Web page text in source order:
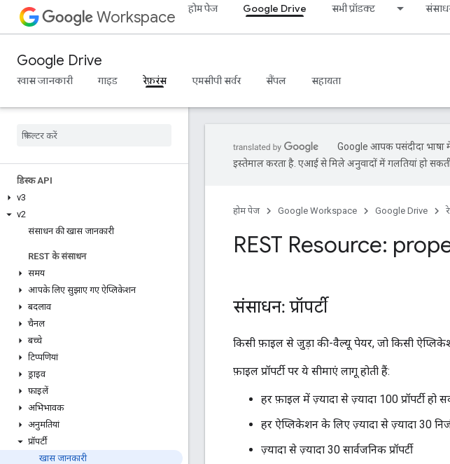
Workspace होम पेज Google Drive सभी प्रॉडक्ट
Google Drive
खास जानकारी गाइड रेफ़रंस एमसीपी सर्वर सैंपल सहायता
डिस्क API
v3
v2
संसाधन की खास जानकारी
REST के संसाधन
समय
आपके लिए सुझाए गए ऐप्लिकेशन
बदलाव
चैनल
बच्चे
टिप्पणियां
ड्राइव
फ़ाइलें
अभिभावक
अनुमतियां
प्रॉपर्टी
खास जानकारी
Google आपकी पसंदीदा
इस्तेमाल करता है. एआई से मिले अनुवादों में गलतियां हो
होम पेज Google Workspace Google Drive
REST Resource:
संसाधन: प्रॉपर्टी
किसी फ़ाइल से जुड़ा की-वैल्यू पेयर, जो किसी
फ़ाइल प्रॉपर्टी पर ये सीमाएं लागू होती हैं:
हर फ़ाइल में ज़्यादा से ज़्यादा 100 प्रॉपर्टी हो
हर ऐप्लिकेशन के लिए ज़्यादा से ज़्यादा 30 निजी
ज़्यादा से ज़्यादा 30 सार्वजनिक प्रॉपर्टी